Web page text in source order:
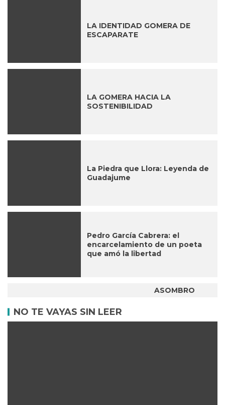
LA IDENTIDAD GOMERA DE
ESCAPARATE
LA GOMERA HACIA LA
SOSTENIBILIDAD
La Piedra que Llora: Leyenda de
Guadajume
Pedro García Cabrera: el
encarcelamiento de un poeta
que amó la libertad
ASOMBRO
NO TE VAYAS SIN LEER